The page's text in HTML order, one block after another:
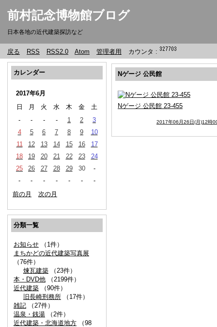
前村記念博物館ブログ
日本各地の近代建築探訪など
戻る RSS RSS2.0 Atom 管理者用 カウンタ :
カレンダー
2017年6月
日
月 火 水 木 金
土
-
- - - 1 2
3
4
5 6 7 8 9
10
11
12 13 14 15 16
17
18
19 20 21 22 23
24
25
26 27 28 29 30
-
-
- - - - -
-
前の月
次の月
分類一覧
お知らせ （1件）
まちかどの近代建築写真展
（76件）
煉瓦建築 （23件）
本・DVD他 （2199件）
近代建築 （90件）
旧長崎刑務所 （17件）
雑記 （27件）
温泉・銭湯 （2件）
近代建築・北海道地方 （98
Nゲージ 公民館
Nゲージ 公民館 23-455
2017年06月26日(月)12時